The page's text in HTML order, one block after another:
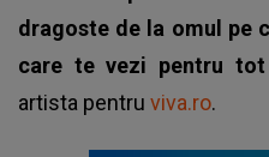
dragoste de la omul pe
care te vezi pentru tot
artista pentru viva.ro.